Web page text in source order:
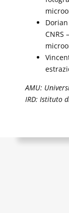
CNRS
AMU:
IRD: Istituto